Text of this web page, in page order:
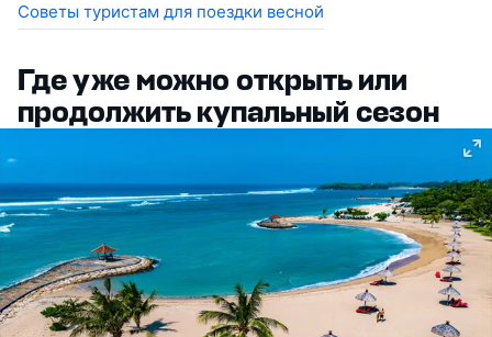
Cоветы туристам для поездки весной
Где уже можно открыть или
продолжить купальный сезон